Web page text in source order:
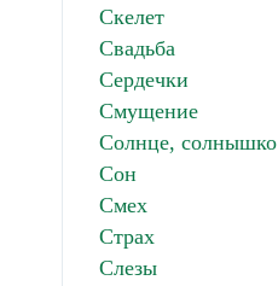
Скелет
Свадьба
Сердечки
Смущение
Солнце, солнышко
Сон
Смех
Страх
Слезы